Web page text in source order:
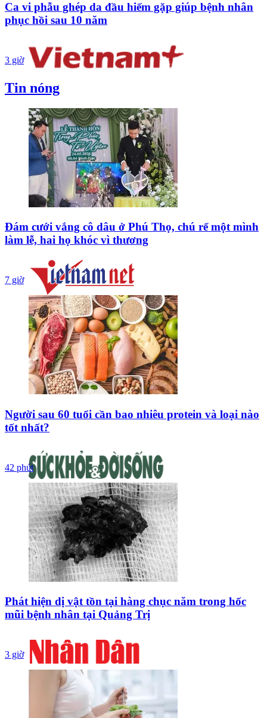
Ca vi phẫu ghép da đầu hiếm gặp giúp bệnh nhân
phục hồi sau 10 năm
3 giờ
Tin nóng
Đám cưới vắng cô dâu ở Phú Thọ, chú rể một mình
làm lễ, hai họ khóc vì thương
7 giờ
Người sau 60 tuổi cần bao nhiêu protein và loại nào
tốt nhất?
42 phút
Phát hiện dị vật tồn tại hàng chục năm trong hốc
mũi bệnh nhân tại Quảng Trị
3 giờ